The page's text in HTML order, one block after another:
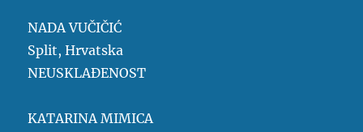
NADA VUČIČIĆ
Split, Hrvatska
NEUSKLAĐENOST
KATARINA MIMICA